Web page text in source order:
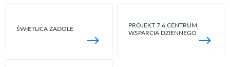
ŚWIETLICA ZADOLE
PROJEKT 7.6 CENTRUM
WSPARCIA DZIENNEGO